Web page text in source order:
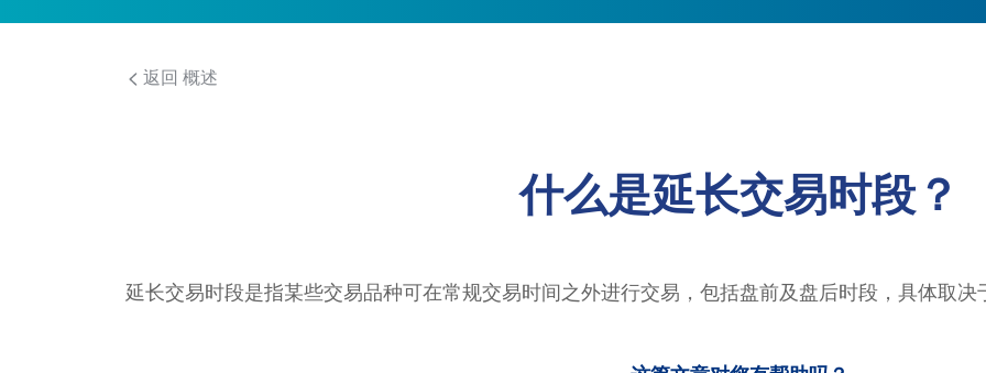
返回 概述
什么是延长交易时段？
延长交易时段是指某些交易品种可在常规交易时间之外进行交易，包括盘前及盘后时段，具体取决